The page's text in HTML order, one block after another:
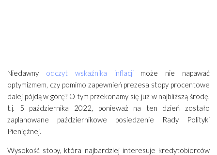
Niedawny odczyt wskaźnika inflacjimoże nie napawać
optymizmem, czy pomimo zapewnień prezesa stopy procentowe
dalej pójdą w górę? O tym przekonamy się już w najbliższą środę,
t.j. 5 października 2022, ponieważ na ten dzień zostało
zaplanowane październikowe posiedzenie Rady Polityki
Pieniężnej.
Wysokość stopy, która najbardziej interesuje kredytobiorców